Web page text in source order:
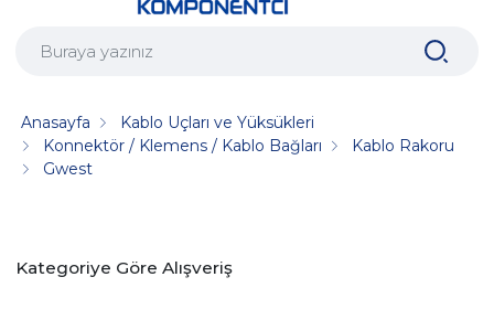
Anasayfa
Kablo Uçları ve Yüksükleri
Konnektör / Klemens / Kablo Bağları
Kablo Rakoru
Gwest
Kategoriye Göre Alışveriş